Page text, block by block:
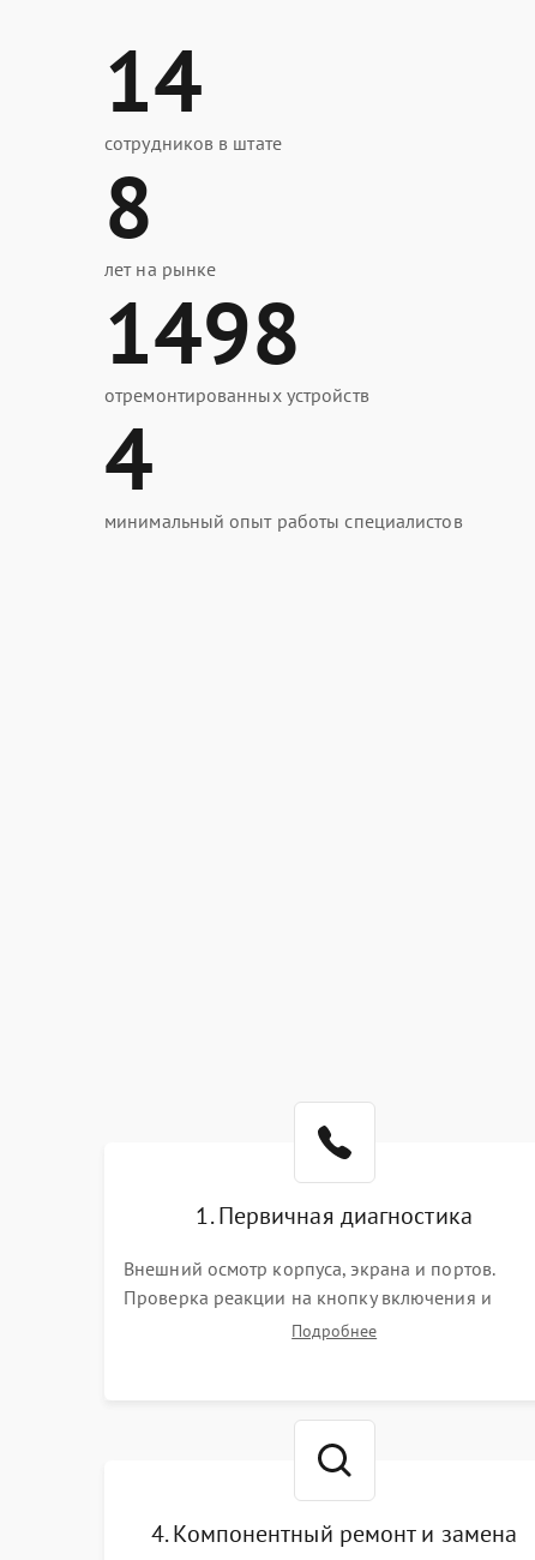
14
сотрудников в штате
8
лет на рынке
1498
отремонтированных устройств
4
минимальный опыт работы специалистов
1. Первичная диагностика
Внешний осмотр корпуса, экрана и портов.
Проверка реакции на кнопку включения и
подключение зарядного устройства. Оценка
Подробнее
4. Компонентный ремонт и замена